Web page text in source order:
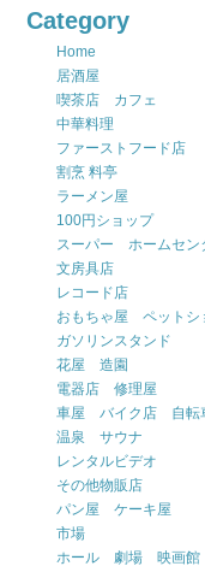
Category
Home
居酒屋
喫茶店 カフェ
中華料理
ファーストフード店
割烹 料亭
ラーメン屋
100円ショップ
スーパー ホームセン
文房具店
レコード店
おもちゃ屋 ペットシ
ガソリンスタンド
花屋 造園
電器店 修理屋
車屋 バイク店 自転
温泉 サウナ
レンタルビデオ
その他物販店
パン屋 ケーキ屋
市場
ホール 劇場 映画館